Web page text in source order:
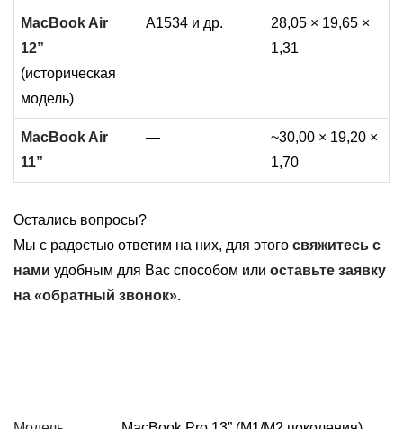
MacBook Air
12”
(историческая
модель)
A1534 и др.
28,05 × 19,65 ×
1,31
MacBook Air
11”
—
~30,00 × 19,20 ×
1,70
Остались вопросы?
Мы с радостью ответим на них, для этого свяжитесь с
нами удобным для Вас способом или оставьте заявку
на «обратный звонок».